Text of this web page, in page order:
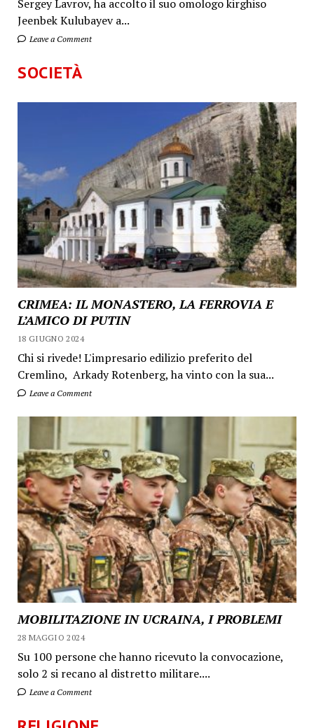
Sergey Lavrov, ha accolto il suo omologo kirghiso
Jeenbek Kulubayev a...
Leave a Comment
SOCIETÀ
CRIMEA: IL MONASTERO, LA FERROVIA E
L’AMICO DI PUTIN
18 GIUGNO 2024
Chi si rivede! L'impresario edilizio preferito del
Cremlino, Arkady Rotenberg, ha vinto con la sua...
Leave a Comment
MOBILITAZIONE IN UCRAINA, I PROBLEMI
28 MAGGIO 2024
Su 100 persone che hanno ricevuto la convocazione,
solo 2 si recano al distretto militare....
Leave a Comment